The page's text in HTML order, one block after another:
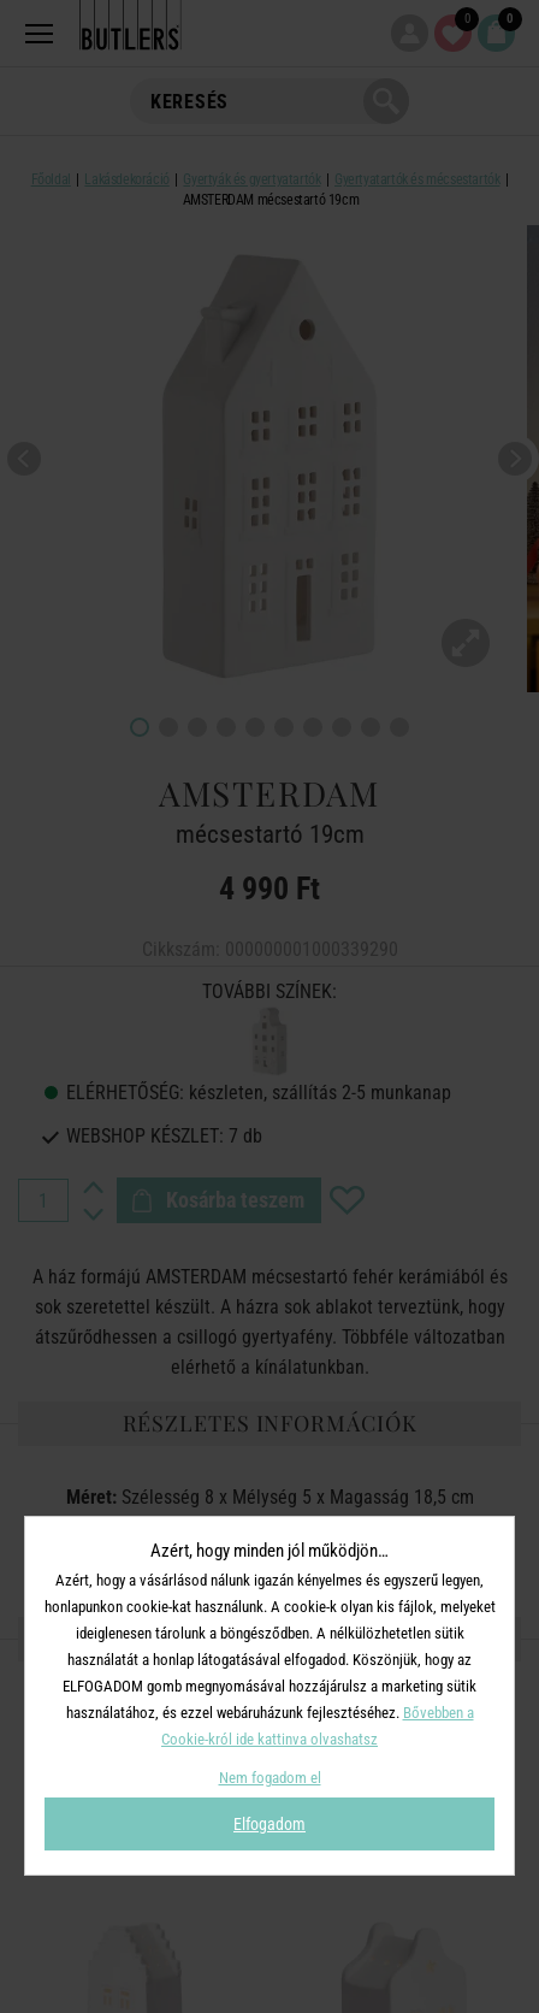
0 0
Főoldal Lakásdekoráció Gyertyák és gyertyatartók
Gyertyatartók és mécsestartók
AMSTERDAM mécsestartó 19cm
AMSTERDAM
mécsestartó 19cm
4 990 Ft
TOVÁBBI SZÍNEK:
ELÉRHETŐSÉG: készleten, szállítás 2-5 munkanap
WEBSHOP KÉSZLET: 7 db
Kosárba teszem
A ház formájú AMSTERDAM mécsestartó fehér kerámiából és
sok szeretettel készült. A házra sok ablakot terveztünk, hogy
átszűrődhessen a csillogó gyertyafény. Többféle változatban
elérhető a kínálatunkban.
RÉSZLETES INFORMÁCIÓK
Méret: Szélesség 8 x Mélység 5 x Magasság 18,5 cm
Anyag:Kerámia
OSZD MEG MÁSOKKAL!
A TERMÉKCSALÁD TOVÁBBI
TERMÉKEI
Azért, hogy minden jól működjön…
Azért, hogy a vásárlásod nálunk igazán kényelmes és egyszerű legyen,
honlapunkon cookie-kat használunk. A cookie-k olyan kis fájlok, melyeket
ideiglenesen tárolunk a böngésződben. A nélkülözhetetlen sütik
használatát a honlap látogatásával elfogadod. Köszönjük, hogy az
ELFOGADOM gomb megnyomásával hozzájárulsz a marketing sütik
használatához, és ezzel webáruházunk fejlesztéséhez. Bővebben a
Cookie-król ide kattinva olvashatsz
Nem fogadom el
Elfogadom